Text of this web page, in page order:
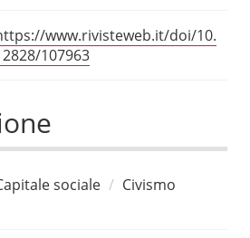
www.rivisteweb.it/doi/10.
107963
sociale Civismo